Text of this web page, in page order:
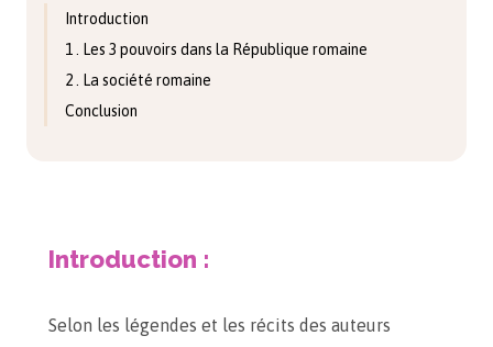
Introduction
1 . Les 3 pouvoirs dans la République romaine
2 . La société romaine
Conclusion
Introduction :
Selon les légendes et les récits des auteurs